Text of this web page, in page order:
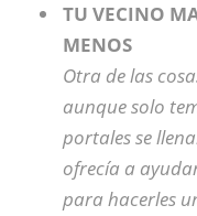
TU VECINO
MENOS
Otra de las
aunque solo
portales se
ofrecía a
para hacerles